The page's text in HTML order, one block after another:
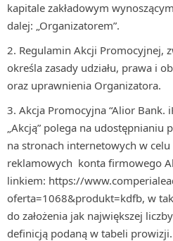
kapitale zakładowym
dalej: „Organizatorem”.
Regulamin Akcji Promocyjnej,
określa zasady udziału, prawa i
oraz uprawnienia Organizatora.
Akcja Promocyjna “Alior Bank.
„Akcją” polega na udostępnianiu
na stronach internetowych w
reklamowych konta firmowego
linkiem: https://
oferta=1068&produkt=kdfb, w
do założenia jak największej
definicją podaną w tabeli prowizji.